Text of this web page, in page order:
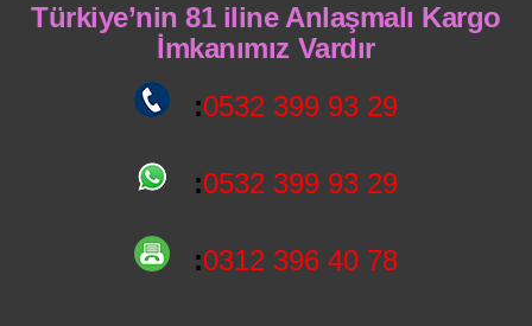
Türkiye’nin 81 iline Anlaşmalı Kargo
İmkanımız Vardır
:0532 399 93 29
:0532 399 93 29
:0312 396 40 78